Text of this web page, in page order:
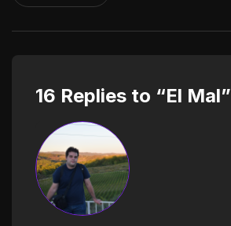
16 Replies to “El Mal”